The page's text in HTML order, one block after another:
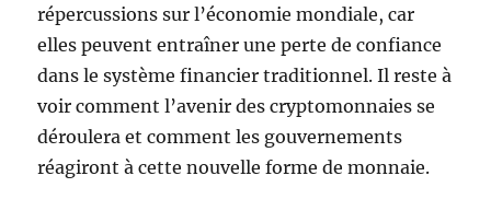
répercussions sur l’économie mondiale, car
elles peuvent entraîner une perte de confiance
dans le système financier traditionnel. Il reste à
voir comment l’avenir des cryptomonnaies se
déroulera et comment les gouvernements
réagiront à cette nouvelle forme de monnaie.